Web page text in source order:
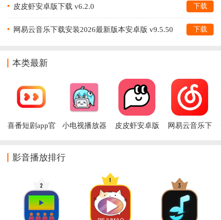
皮皮虾安卓版下载 v6.2.0 下载
网易云音乐下载安装2026最新版本安卓版 v9.5.50 下载
本类最新
喜番短剧app官
小电视播放器
皮皮虾安卓版
网易云音乐下
影音播放排行